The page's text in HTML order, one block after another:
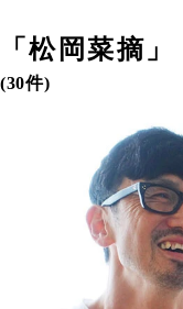
「松岡菜摘 」
(30件)